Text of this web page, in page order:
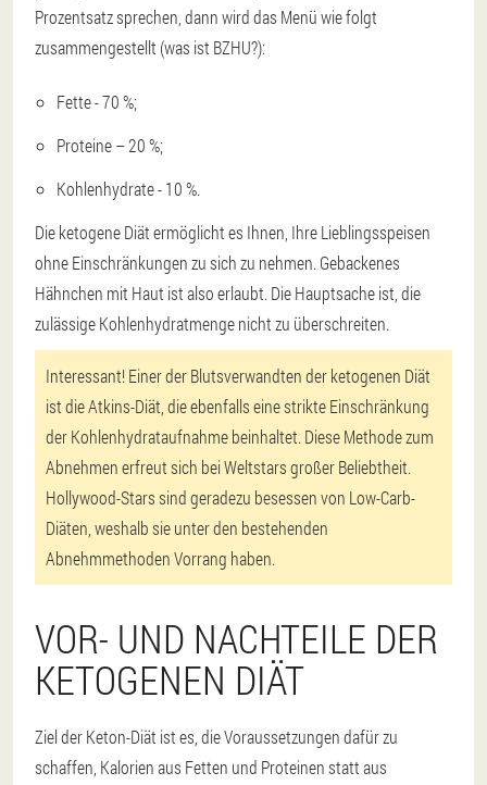
Prozentsatz sprechen, dann wird das Menü wie folgt
zusammengestellt (was ist BZHU?):
Fette - 70 %;
Proteine – 20 %;
Kohlenhydrate - 10 %.
Die ketogene Diät ermöglicht es Ihnen, Ihre Lieblingsspeisen
ohne Einschränkungen zu sich zu nehmen. Gebackenes
Hähnchen mit Haut ist also erlaubt. Die Hauptsache ist, die
zulässige Kohlenhydratmenge nicht zu überschreiten.
Interessant! Einer der Blutsverwandten der ketogenen Diät
ist die Atkins-Diät, die ebenfalls eine strikte Einschränkung
der Kohlenhydrataufnahme beinhaltet. Diese Methode zum
Abnehmen erfreut sich bei Weltstars großer Beliebtheit.
Hollywood-Stars sind geradezu besessen von Low-Carb-
Diäten, weshalb sie unter den bestehenden
Abnehmmethoden Vorrang haben.
VOR- UND NACHTEILE DER
KETOGENEN DIÄT
Ziel der Keton-Diät ist es, die Voraussetzungen dafür zu
schaffen, Kalorien aus Fetten und Proteinen statt aus